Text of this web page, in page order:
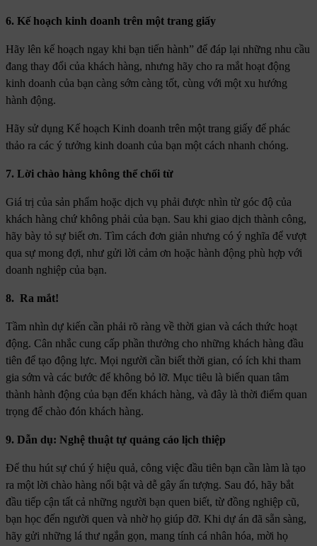
6. Kế hoạch kinh doanh trên một trang giấy
Hãy lên kế hoạch ngay khi bạn tiến hành” để đáp lại những nhu cầu
đang thay đổi của khách hàng, nhưng hãy cho ra mắt hoạt động
kinh doanh của bạn càng sớm càng tốt, cùng với một xu hướng
hành động.
Hãy sử dụng Kế hoạch Kinh doanh trên một trang giấy để phác
thảo ra các ý tưởng kinh doanh của bạn một cách nhanh chóng.
7. Lời chào hàng không thể chối từ
Giá trị của sản phẩm hoặc dịch vụ phải được nhìn từ góc độ của
khách hàng chứ không phải của bạn. Sau khi giao dịch thành công,
hãy bày tỏ sự biết ơn. Tìm cách đơn giản nhưng có ý nghĩa để vượt
qua sự mong đợi, như gửi lời cảm ơn hoặc hành động phù hợp với
doanh nghiệp của bạn.
8. Ra mắt!
Tầm nhìn dự kiến ​​cần phải rõ ràng về thời gian và cách thức hoạt
động. Cân nhắc cung cấp phần thưởng cho những khách hàng đầu
tiên để tạo động lực. Mọi người cần biết thời gian, có ích khi tham
gia sớm và các bước để không bỏ lỡ. Mục tiêu là biến quan tâm
thành hành động của bạn đến khách hàng, và đây là thời điểm quan
trọng để chào đón khách hàng.
9. Dẫn dụ: Nghệ thuật tự quảng cáo lịch thiệp
Để thu hút sự chú ý hiệu quả, công việc đầu tiên bạn cần làm là tạo
ra một lời chào hàng nổi bật và dễ gây ấn tượng. Sau đó, hãy bắt
đầu tiếp cận tất cả những người bạn quen biết, từ đồng nghiệp cũ,
bạn học đến người quen và nhờ họ giúp đỡ. Khi dự án đã sẵn sàng,
hãy gửi những lá thư ngắn gọn, mang tính cá nhân hóa, mời họ